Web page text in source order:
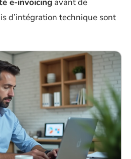
d’intégration technique sont